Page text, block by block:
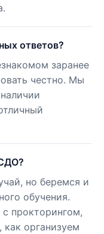
ответов?
заранее
честно. Мы
но беремся и
обучения.
прокторингом,
организуем